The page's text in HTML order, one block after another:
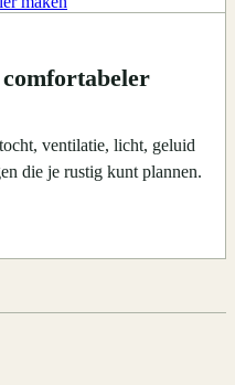
ventilatie, licht, geluid
die je rustig kunt plannen.